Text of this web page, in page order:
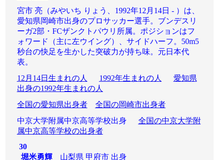
宮市 亮（みやいち りょう、1992年12月14日 - ）は、
愛知県岡崎市出身のプロサッカー選手。ブンデスリ
ーガ2部・FCザンクトパウリ所属。ポジションはフ
ォワード（主に左ウイング）、サイドハーフ。50m5
秒台の快足を生かした突破力が持ち味。元日本代
表。
12月14日生まれの人
1992年生まれの人
愛知県
出身の1992年生まれの人
全国の愛知県出身者
全国の岡崎市出身者
中京大学附属中京高等学校出身 全国の中京大学附
属中京高等学校の出身者
30
堀米勇輝山梨県 甲府市 出身